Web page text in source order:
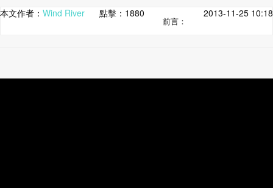
本文作者： Wind River 點擊： 1880 2013-11-25 10:18
前言：